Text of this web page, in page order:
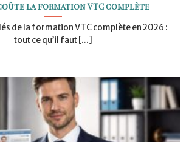
la formation VTC complète
de la formation VTC complète en 2026 :
tout ce qu’il faut [...]